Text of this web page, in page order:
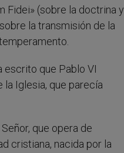
Fidei» (sobre la doctrina y
la transmisión de la
escrito que Pablo VI
Iglesia, que parecía
que opera de
cristiana, nacida por la